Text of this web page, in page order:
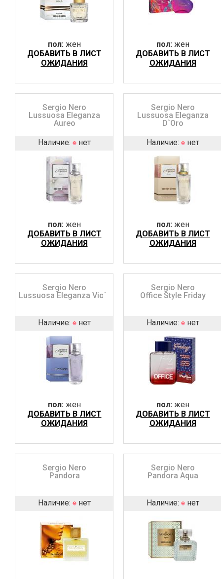
пол: жен
ДОБАВИТЬ В ЛИСТ
ОЖИДАНИЯ
пол: жен
ДОБАВИТЬ В ЛИСТ
ОЖИДАНИЯ
Sergio Nero
Lussuosa Eleganza
Aureo
Наличие: нет
пол: жен
ДОБАВИТЬ В ЛИСТ
ОЖИДАНИЯ
Sergio Nero
Lussuosa Eleganza
D`Oro
Наличие: нет
пол: жен
ДОБАВИТЬ В ЛИСТ
ОЖИДАНИЯ
Sergio Nero
Lussuosa Eleganza Viola
Наличие: нет
пол: жен
ДОБАВИТЬ В ЛИСТ
ОЖИДАНИЯ
Sergio Nero
Office Style Friday
Наличие: нет
пол: жен
ДОБАВИТЬ В ЛИСТ
ОЖИДАНИЯ
Sergio Nero
Pandora
Наличие: нет
Sergio Nero
Pandora Aqua
Наличие: нет